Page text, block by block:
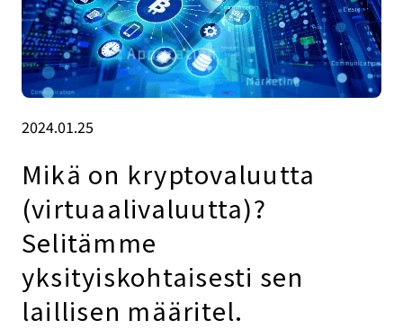
2024.01.25
Mikä on kryptovaluutta
(virtuaalivaluutta)?
Selitämme
yksityiskohtaisesti sen
laillisen määritel.